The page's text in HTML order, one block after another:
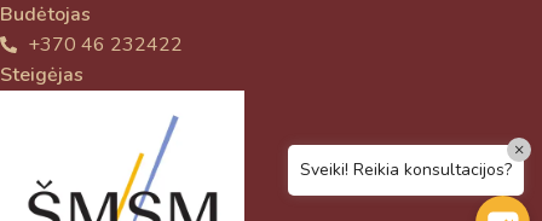
Budėtojas
+370 46 232422
Steigėjas
Sveiki! Reikia konsultacijos?
×